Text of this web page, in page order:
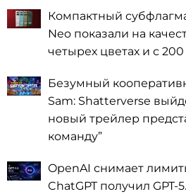
Компактный
Neo показали на
четырех цветах и с
Безумный
Sam: Shatterverse
новый трейлер
команду”
OpenAI снимает
ChatGPT получил GPT-